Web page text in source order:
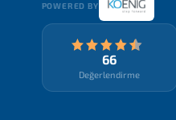
POWERED BY
66
Değerlendirme